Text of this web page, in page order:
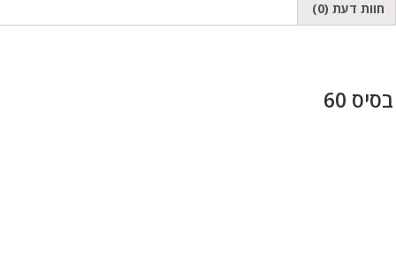
חוות דעת (0)
60